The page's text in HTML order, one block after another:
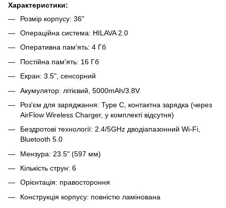
Характеристики:
Розмір корпусу: 36"
Операційна система: HILAVA 2.0
Оперативна пам'ять: 4 Гб
Постійна пам'ять: 16 Гб
Екран: 3.5", сенсорний
Акумулятор: літієвий, 5000mAh/3.8V
Роз'єм для заряджання: Type C, контактна зарядка (через
AirFlow Wireless Charger, у комплекті відсутня)
Бездротові технології: 2.4/5GHz дводіапазонний Wi-Fi,
Bluetooth 5.0
Мензура: 23.5" (597 мм)
Кількість струн: 6
Орієнтація: правостороння
Конструкція корпусу: повністю ламінована